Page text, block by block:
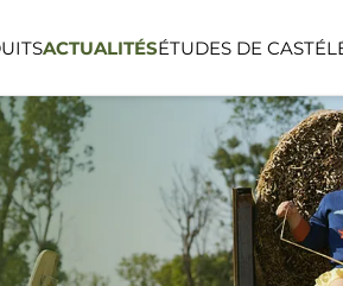
ESPACE PUBLIC
ACTUALITÉSÉTUDES DE CAS